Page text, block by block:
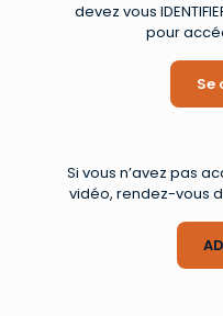
devez vous
pour
Se
Si vous n’avez pas
vidéo, rendez-vous